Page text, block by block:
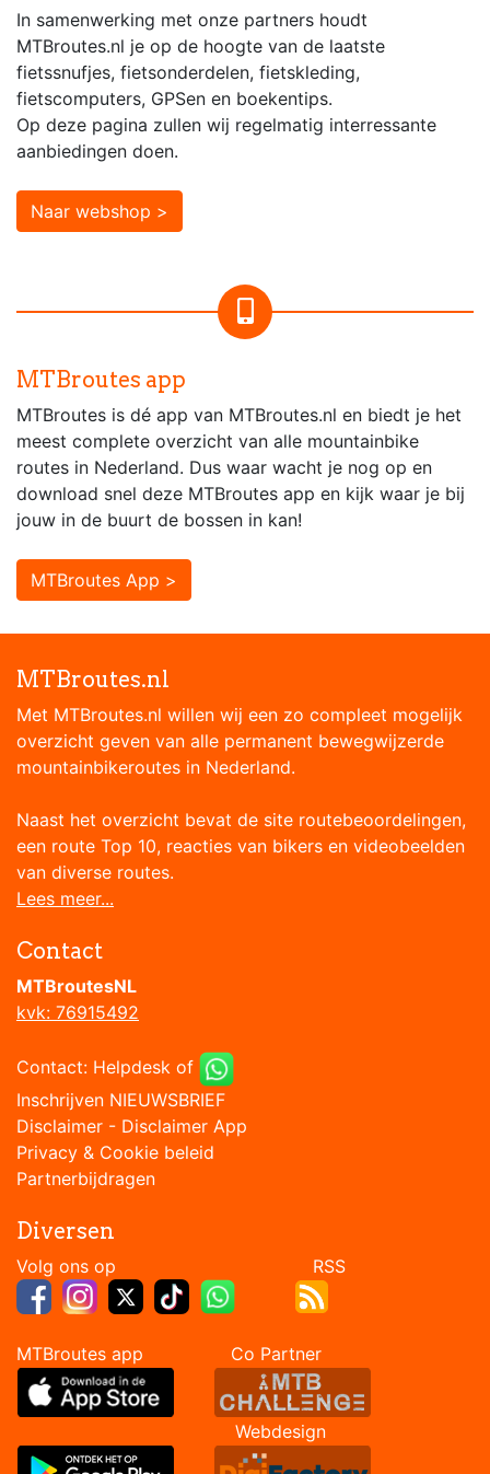
In samenwerking met onze partners houdt
MTBroutes.nl je op de hoogte van de laatste
fietssnufjes, fietsonderdelen, fietskleding,
fietscomputers, GPSen en boekentips.
Op deze pagina zullen wij regelmatig interressante
aanbiedingen doen.
Naar webshop >
MTBroutes app
MTBroutes is dé app van MTBroutes.nl en biedt je het
meest complete overzicht van alle mountainbike
routes in Nederland. Dus waar wacht je nog op en
download snel deze MTBroutes app en kijk waar je bij
jouw in de buurt de bossen in kan!
MTBroutes App >
MTBroutes.nl
Met MTBroutes.nl willen wij een zo compleet mogelijk
overzicht geven van alle permanent bewegwijzerde
mountainbikeroutes in Nederland.
Naast het overzicht bevat de site routebeoordelingen,
een route Top 10, reacties van bikers en videobeelden
van diverse routes.
Lees meer...
Contact
MTBroutesNL
kvk: 76915492
Contact: Helpdesk of
Inschrijven NIEUWSBRIEF
Disclaimer - Disclaimer App
Privacy & Cookie beleid
Partnerbijdragen
Diversen
Volg ons op RSS
MTBroutes app Co Partner
Webdesign